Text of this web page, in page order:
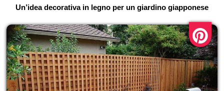
Un’idea decorativa in legno per un giardino giapponese